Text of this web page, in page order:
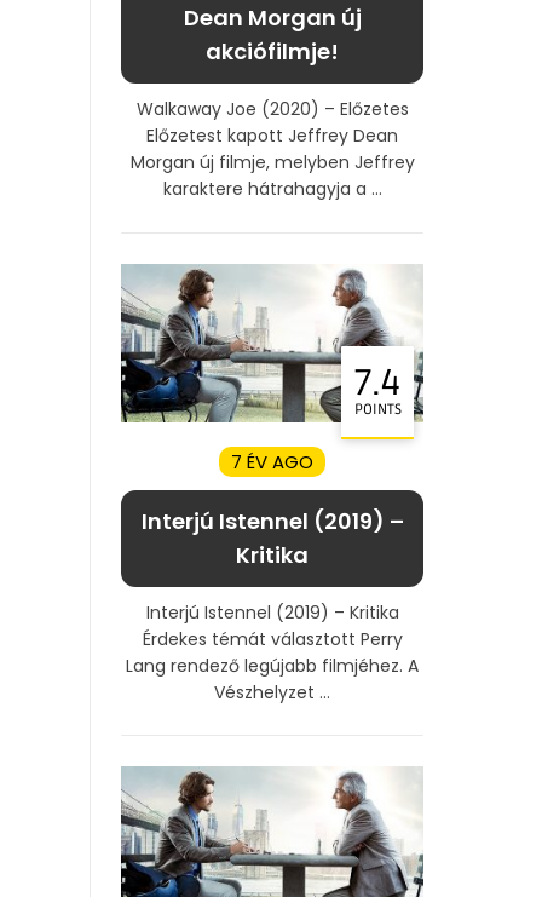
Dean Morgan új
akciófilmje!
Walkaway Joe (2020) – Előzetes
Előzetest kapott Jeffrey Dean
Morgan új filmje, melyben Jeffrey
karaktere hátrahagyja a ...
7.4
POINTS
7 ÉV AGO
Interjú Istennel (2019) –
Kritika
Interjú Istennel (2019) – Kritika
Érdekes témát választott Perry
Lang rendező legújabb filmjéhez. A
Vészhelyzet ...